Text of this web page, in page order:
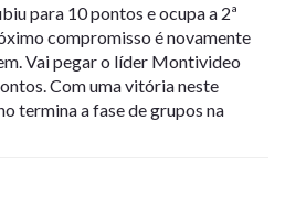
para 10 pontos e ocupa a 2ª
compromisso é novamente
Vai pegar o líder Montivideo
Com uma vitória neste
termina a fase de grupos na